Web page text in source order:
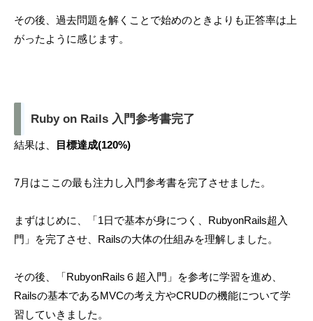
その後、過去問題を解くことで始めのときよりも正答率は上
がったように感じます。
Ruby on Rails 入門参考書完了
結果は、 目標達成(120%)
7月はここの最も注力し入門参考書を完了させました。
まずはじめに、「1日で基本が身につく、RubyonRails超入
門」を完了させ、Railsの大体の仕組みを理解しました。
その後、「RubyonRails６超入門」を参考に学習を進め、
Railsの基本であるMVCの考え方やCRUDの機能について学
習していきました。